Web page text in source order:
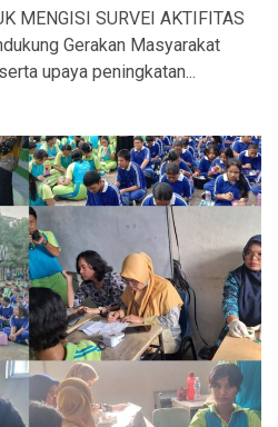
MENGISI SURVEI AKTIFITAS
Gerakan Masyarakat
upaya peningkatan...